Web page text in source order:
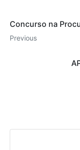
Concurso na
Previous